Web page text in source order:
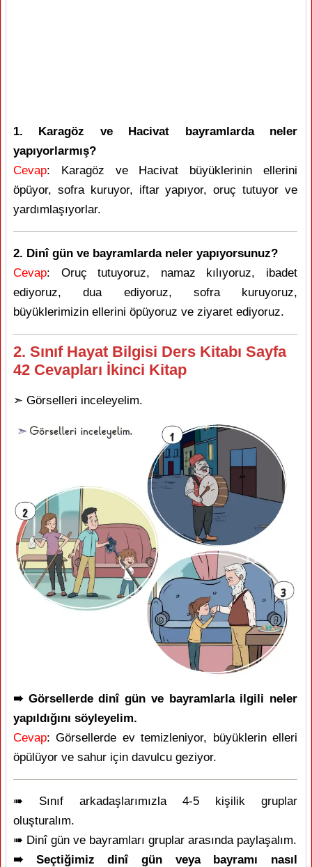
1. Karagöz ve Hacivat bayramlarda neler
yapıyorlarmış?
Cevap: Karagöz ve Hacivat büyüklerinin ellerini
öpüyor, sofra kuruyor, iftar yapıyor, oruç tutuyor ve
yardımlaşıyorlar.
2. Dinî gün ve bayramlarda neler yapıyorsunuz?
Cevap: Oruç tutuyoruz, namaz kılıyoruz, ibadet
ediyoruz, dua ediyoruz, sofra kuruyoruz,
büyüklerimizin ellerini öpüyoruz ve ziyaret ediyoruz.
2. Sınıf Hayat Bilgisi Ders Kitabı Sayfa
42 Cevapları İkinci Kitap
➣ Görselleri inceleyelim.
➠ Görsellerde dinî gün ve bayramlarla ilgili neler
yapıldığını söyleyelim.
Cevap: Görsellerde ev temizleniyor, büyüklerin elleri
öpülüyor ve sahur için davulcu geziyor.
➠ Sınıf arkadaşlarımızla 4-5 kişilik gruplar
oluşturalım.
➠ Dinî gün ve bayramları gruplar arasında paylaşalım.
➠ Seçtiğimiz dinî gün veya bayramı nasıl